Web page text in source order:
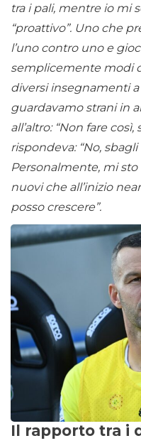
tra i pali, mentre io mi
“proattivo”. Uno che
l’uno contro uno e
semplicemente modi
diversi insegnamenti a
guardavamo strani in
all’altro: “Non fare così,
rispondeva: “No, sbagli
Personalmente, mi
nuovi che all’inizio
posso crescere”.
Il rapporto tra i